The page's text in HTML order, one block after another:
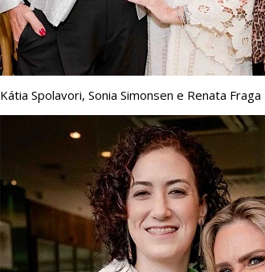
Kátia Spolavori, Sonia Simonsen e Renata Fraga